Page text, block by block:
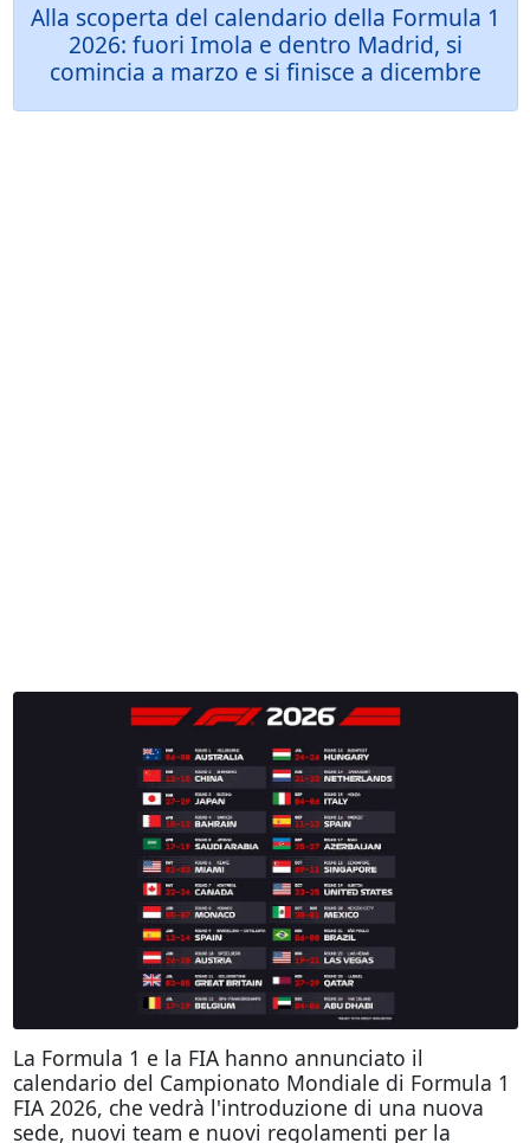
Alla scoperta del calendario della Formula 1
2026: fuori Imola e dentro Madrid, si
comincia a marzo e si finisce a dicembre
La Formula 1 e la FIA hanno annunciato il
calendario del Campionato Mondiale di Formula 1
FIA 2026, che vedrà l'introduzione di una nuova
sede, nuovi team e nuovi regolamenti per la